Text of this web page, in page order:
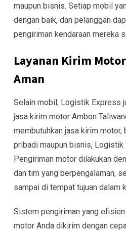
maupun bisnis. Setiap mobil
dengan baik, dan pelanggan
pengiriman kendaraan mereka
Layanan Kirim
Aman
Selain mobil, Logistik Express
jasa kirim motor Ambon
membutuhkan jasa kirim motor,
pribadi maupun bisnis,
Pengiriman motor dilakukan
dan tim yang berpengalaman,
sampai di tempat tujuan dalam
Sistem pengiriman yang
motor Anda dikirim dengan